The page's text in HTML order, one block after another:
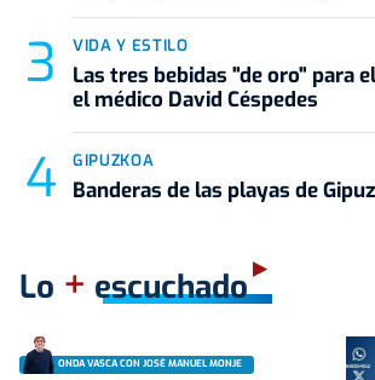
VIDA Y ESTILO
Las tres bebidas "de oro" para
el médico David Céspedes
GIPUZKOA
Banderas de las playas de
Lo + escuchado
ONDA VASCA CON JOSÉ MANUEL MONJE